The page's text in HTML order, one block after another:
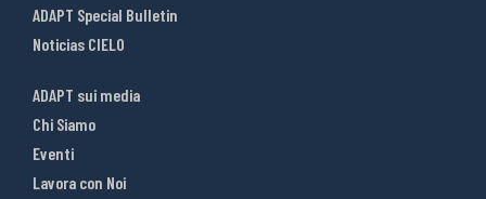
ADAPT Special Bulletin
Noticias CIELO
ADAPT sui media
Chi Siamo
Eventi
Lavora con Noi